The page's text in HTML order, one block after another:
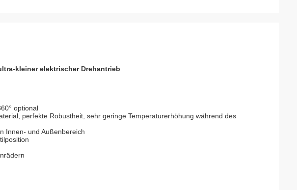
kleiner elektrischer Drehantrieb
optional
perfekte Robustheit, sehr geringe Temperaturerhöhung während des
Innen- und Außenbereich